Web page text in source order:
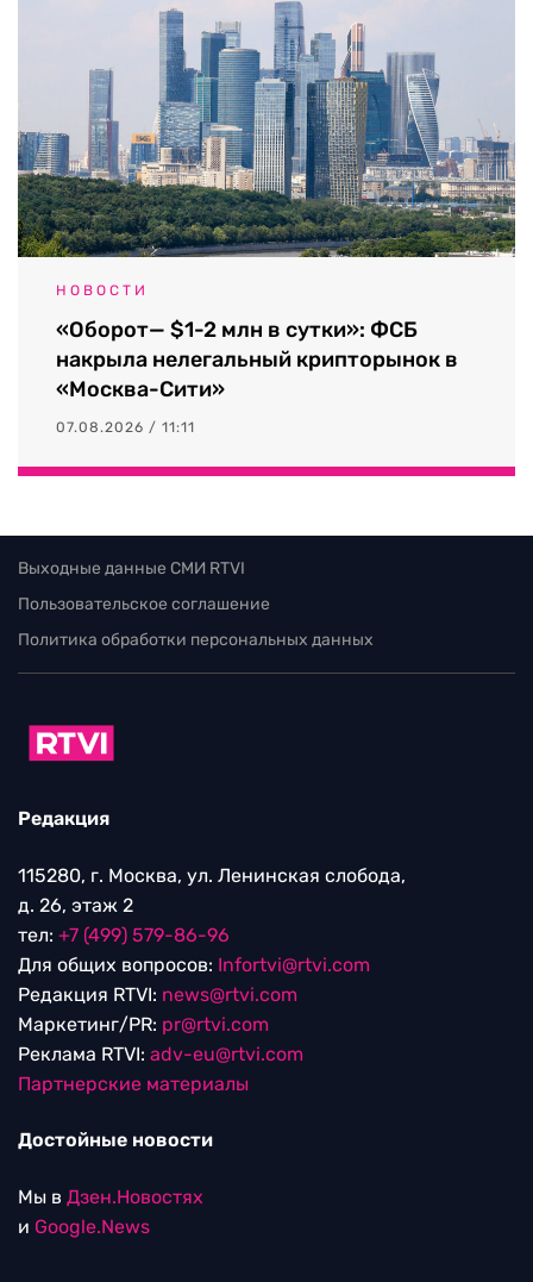
НОВОСТИ
«Оборот— $1-2 млн в сутки»: ФСБ
накрыла нелегальный крипторынок в
«Москва-Сити»
07.08.2026 / 11:11
Выходные данные СМИ RTVI
Пользовательское соглашение
Политика обработки персональных данных
Редакция
115280, г. Москва, ул. Ленинская слобода,
д. 26, этаж 2
тел: +7 (499) 579-86-96
Для общих вопросов: Infortvi@rtvi.com
Редакция RTVI: news@rtvi.com
Маркетинг/PR: pr@rtvi.com
Реклама RTVI: adv-eu@rtvi.com
Партнерские материалы
Достойные новости
Мы в Дзен.Новостях
и Google.News